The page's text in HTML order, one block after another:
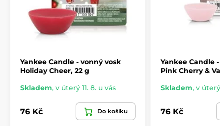
Yankee Candle - vonný vosk
Holiday Cheer, 22 g
Skladem, v úterý 11. 8. u vás
76 Kč Do košíku
Yankee Candle
Pink Cherry &
Skladem, v úterý
76 Kč